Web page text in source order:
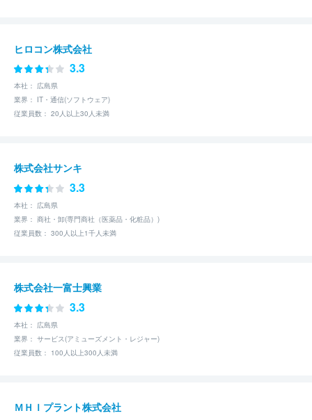
ヒロコン株式会社
3.3
本社： 広島県
業界： IT・通信(ソフトウェア)
従業員数： 20人以上30人未満
株式会社サンキ
3.3
本社： 広島県
業界： 商社・卸(専門商社（医薬品・化粧品）)
従業員数： 300人以上1千人未満
株式会社一富士興業
3.3
本社： 広島県
業界： サービス(アミューズメント・レジャー)
従業員数： 100人以上300人未満
ＭＨＩプラント株式会社